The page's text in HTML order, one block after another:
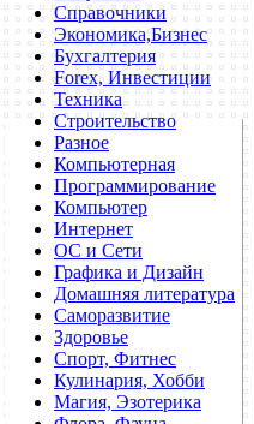
Справочники
Экономика,Бизнес
Бухгалтерия
Forex, Инвестиции
Техника
Строительство
Разное
Компьютерная
Программирование
Компьютер
Интернет
ОС и Сети
Графика и Дизайн
Домашняя литература
Саморазвитие
Здоровье
Спорт, Фитнес
Кулинария, Хобби
Магия, Эзотерика